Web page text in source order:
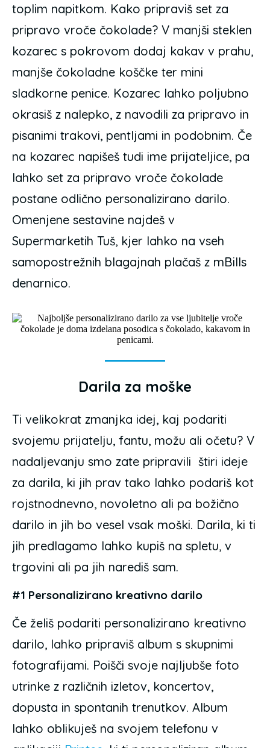
toplim napitkom. Kako pripraviš set za
pripravo vroče čokolade? V manjši steklen
kozarec s pokrovom dodaj kakav v prahu,
manjše čokoladne koščke ter mini
sladkorne penice. Kozarec lahko poljubno
okrasiš z nalepko, z navodili za pripravo in
pisanimi trakovi, pentljami in podobnim. Če
na kozarec napišeš tudi ime prijateljice, pa
lahko set za pripravo vroče čokolade
postane odlično personalizirano darilo.
Omenjene sestavine najdeš v
Supermarketih Tuš, kjer lahko na vseh
samopostrežnih blagajnah plačaš z mBills
denarnico.
Darila za moške
Ti velikokrat zmanjka idej, kaj podariti
svojemu prijatelju, fantu, možu ali očetu? V
nadaljevanju smo zate pripravili štiri ideje
za darila, ki jih prav tako lahko podariš kot
rojstnodnevno, novoletno ali pa božično
darilo in jih bo vesel vsak moški. Darila, ki ti
jih predlagamo lahko kupiš na spletu, v
trgovini ali pa jih narediš sam.
#1 Personalizirano kreativno darilo
Če želiš podariti personalizirano kreativno
darilo, lahko pripraviš album s skupnimi
fotografijami. Poišči svoje najljubše foto
utrinke z različnih izletov, koncertov,
dopusta in spontanih trenutkov. Album
lahko oblikuješ na svojem telefonu v